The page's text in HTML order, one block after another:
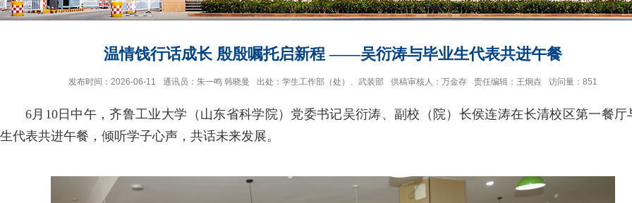
温情饯行话成长 殷殷嘱托启新程 ——吴衍涛与毕业生代表共进午餐
发布时间：2026-06-11 通讯员：朱一鸣 韩晓曼 出处：学生工作部（处）、武装部 供稿审核人：万金存 责任编辑：王炯垚 访问量： 851
6月10日中午，齐鲁工业大学（山东省科学院）党委书记吴衍涛、副校（院）长侯连涛在长清校区第一餐厅
生代表共进午餐，倾听学子心声，共话未来发展。